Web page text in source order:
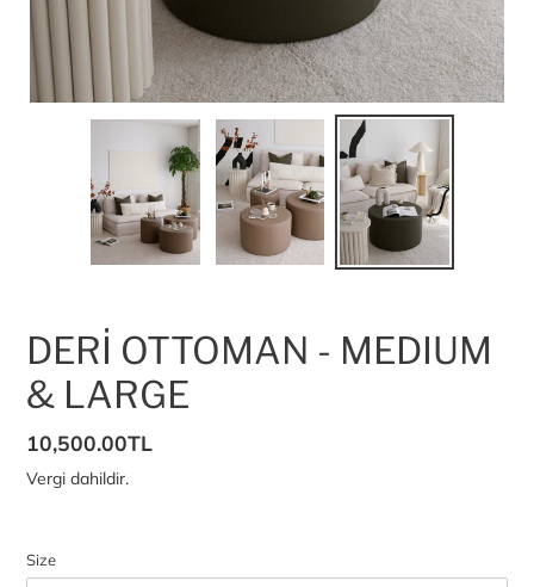
DERİ OTTOMAN - MEDIUM
& LARGE
Normal
fiyat
10,500.00TL
Vergi dahildir.
Size